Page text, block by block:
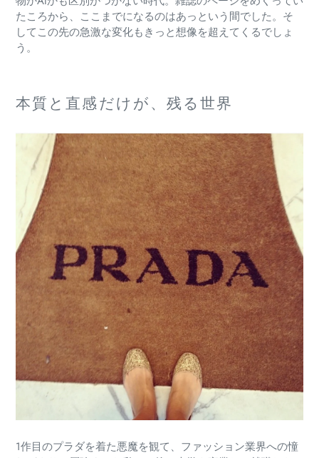
たころから、ここまでになるのはあっという間でした。そ
してこの先の急激な変化もきっと想像を超えてくるでしょ
う。
本質と直感だけが、残る世界
1作目のプラダを着た悪魔を観て、ファッション業界への憧